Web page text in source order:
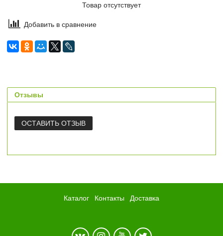
Товар отсутствует
Добавить в сравнение
Отзывы
ОСТАВИТЬ ОТЗЫВ
Каталог Контакты Доставка